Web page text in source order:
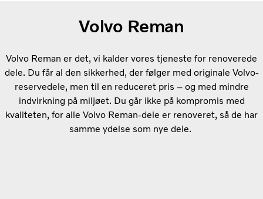
Volvo Reman
Volvo Reman er det, vi kalder vores tjeneste for renoverede
dele. Du får al den sikkerhed, der følger med originale Volvo-
reservedele, men til en reduceret pris – og med mindre
indvirkning på miljøet. Du går ikke på kompromis med
kvaliteten, for alle Volvo Reman-dele er renoveret, så de har
samme ydelse som nye dele.